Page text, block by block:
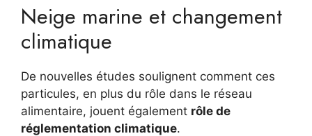
Neige marine et changement
climatique
De nouvelles études soulignent comment ces
particules, en plus du rôle dans le réseau
alimentaire, jouent également rôle de
réglementation climatique.